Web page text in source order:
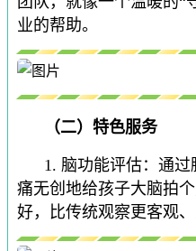
业的帮助。
（二）特色服务
1. 脑功能评估：通
痛无创地给孩子大脑拍
好，比传统观察更客观、